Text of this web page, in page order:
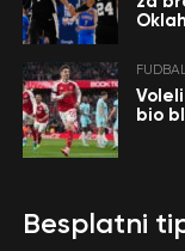
FUDBAL
bio
Besplatni